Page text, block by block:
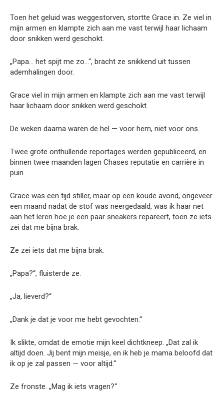
Toen het geluid was weggestorven, stortte Grace in. Ze viel in
mijn armen en klampte zich aan me vast terwijl haar lichaam
door snikken werd geschokt.
„Papa… het spijt me zo…“, bracht ze snikkend uit tussen
ademhalingen door.
Grace viel in mijn armen en klampte zich aan me vast terwijl
haar lichaam door snikken werd geschokt.
De weken daarna waren de hel — voor hem, niet voor ons.
Twee grote onthullende reportages werden gepubliceerd, en
binnen twee maanden lagen Chases reputatie en carrière in
puin.
Grace was een tijd stiller, maar op een koude avond, ongeveer
een maand nadat de stof was neergedaald, was ik haar net
aan het leren hoe je een paar sneakers repareert, toen ze iets
zei dat me bijna brak.
Ze zei iets dat me bijna brak.
„Papa?“, fluisterde ze.
„Ja, lieverd?“
„Dank je dat je voor me hebt gevochten.“
Ik slikte, omdat de emotie mijn keel dichtkneep. „Dat zal ik
altijd doen. Jij bent mijn meisje, en ik heb je mama beloofd dat
ik op je zal passen — voor altijd.“
Ze fronste. „Mag ik iets vragen?“